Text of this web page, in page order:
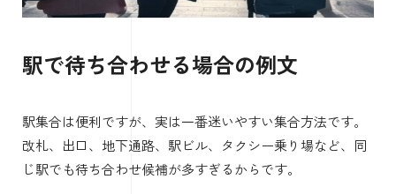
駅で待ち合わせる場合の例文
駅集合は便利ですが、実は一番迷いやすい集合方法です。
改札、出口、地下通路、駅ビル、タクシー乗り場など、同
じ駅でも待ち合わせ候補が多すぎるからです。